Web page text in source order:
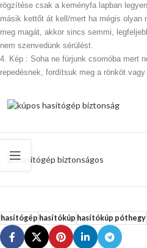
rögzítése csak a keményfa lapban
másik kettőt át kell/mert ha mégis olyan
meg magát, akkor sincs semmi,
nem szenvedünk sérülést.
4. Kép : Soha ne fúrjunk csomóba mert
repedésnek, fordítsuk meg a rönköt
hasítógép hasítókúp hasítókúp póthegy